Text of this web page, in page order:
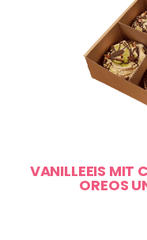
VANILLEEIS MIT
OREOS